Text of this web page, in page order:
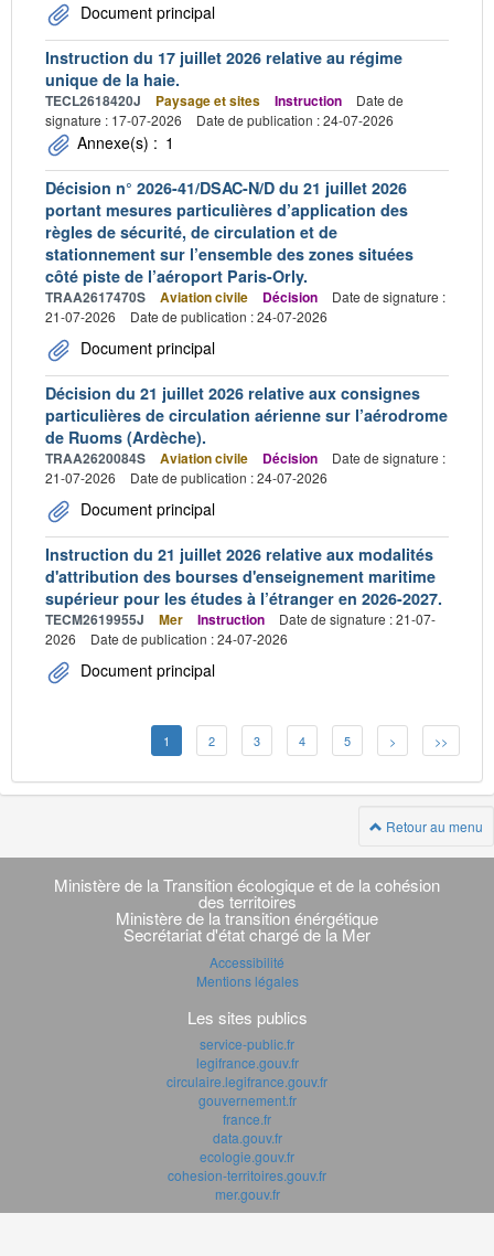
Document principal
Instruction du 17 juillet 2026 relative au régime
unique de la haie.
TECL2618420J Paysage et sites Instruction
Date de
signature : 17-07-2026
Date de publication : 24-07-2026
Annexe(s) : 1
Décision n° 2026-41/DSAC-N/D du 21 juillet 2026
portant mesures particulières d’application des
règles de sécurité, de circulation et de
stationnement sur l’ensemble des zones situées
côté piste de l’aéroport Paris-Orly.
TRAA2617470S Aviation civile Décision
Date de signature :
21-07-2026
Date de publication : 24-07-2026
Document principal
Décision du 21 juillet 2026 relative aux consignes
particulières de circulation aérienne sur l’aérodrome
de Ruoms (Ardèche).
TRAA2620084S Aviation civile Décision
Date de signature :
21-07-2026
Date de publication : 24-07-2026
Document principal
Instruction du 21 juillet 2026 relative aux modalités
d'attribution des bourses d'enseignement maritime
supérieur pour les études à l’étranger en 2026-2027.
TECM2619955J Mer Instruction
Date de signature : 21-07-
2026
Date de publication : 24-07-2026
Document principal
1 2 3 4 5 > >>
Retour au menu
Navigation
transverse
Ministère de la Transition écologique et de la cohésion
des territoires
Ministère de la transition énérgétique
Secrétariat d'état chargé de la Mer
Accessibilité
Mentions légales
Les sites publics
service-public.fr
legifrance.gouv.fr
circulaire.legifrance.gouv.fr
gouvernement.fr
france.fr
data.gouv.fr
ecologie.gouv.fr
cohesion-territoires.gouv.fr
mer.gouv.fr